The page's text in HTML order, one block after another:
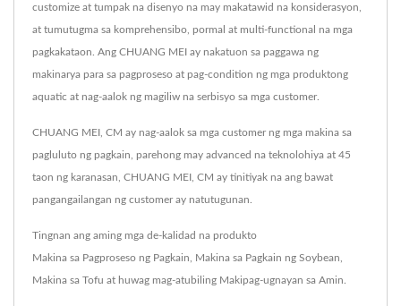
customize at tumpak na disenyo na may makatawid na konsiderasyon,
at tumutugma sa komprehensibo, pormal at multi-functional na mga
pagkakataon. Ang CHUANG MEI ay nakatuon sa paggawa ng
makinarya para sa pagproseso at pag-condition ng mga produktong
aquatic at nag-aalok ng magiliw na serbisyo sa mga customer.
CHUANG MEI, CM ay nag-aalok sa mga customer ng mga makina sa
pagluluto ng pagkain, parehong may advanced na teknolohiya at 45
taon ng karanasan, CHUANG MEI, CM ay tinitiyak na ang bawat
pangangailangan ng customer ay natutugunan.
Tingnan ang aming mga de-kalidad na produkto
Makina sa Pagproseso ng Pagkain Makina sa Pagkain ng Soybean
Makina sa Tofu at huwag mag-atubiling Makipag-ugnayan sa Amin